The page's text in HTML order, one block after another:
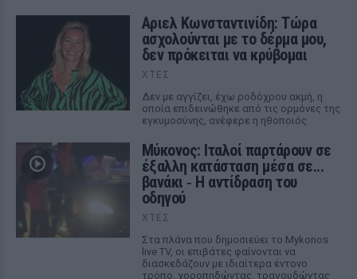
Αριελ Κωνσταντινίδη: Τώρα
ασχολούνται με το δέρμα μου,
δεν πρόκειται να κρύβομαι
ΧΤΕΣ
Δεν με αγγίζει, έχω ροδόχρου ακμή, η
οποία επιδεινώθηκε από τις ορμόνες της
εγκυμοσύνης, ανέφερε η ηθοποιός
Μύκονος: Ιταλοί παρτάρουν σε
έξαλλη κατάσταση μέσα σε...
βανάκι ‑ Η αντίδραση του
οδηγού
ΧΤΕΣ
Στα πλάνα που δημοσιεύει το Mykonos
live TV, οι επιβάτες φαίνονται να
διασκεδάζουν με ιδιαίτερα έντονο
τρόπο, χοροπηδώντας, τραγουδώντας